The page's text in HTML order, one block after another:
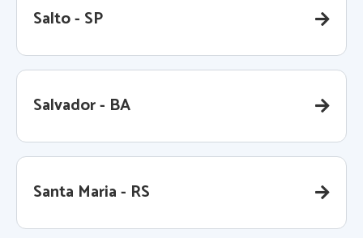
Salto - SP
Salvador - BA
Santa Maria - RS